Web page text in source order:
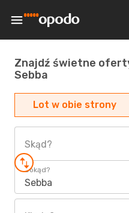
Znajdź świetne
Sebba
Lot w obie strony
Skąd?
Dokąd?
Sebba